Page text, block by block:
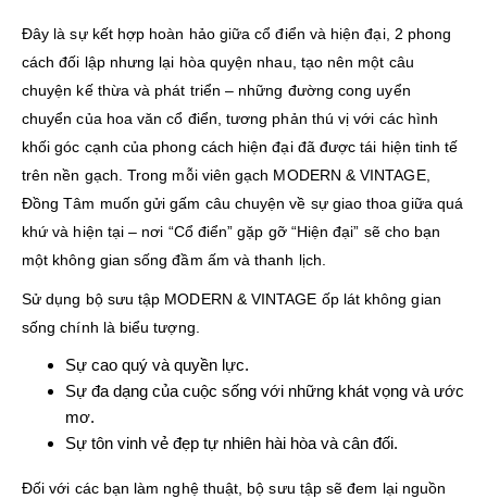
Đây là sự kết hợp hoàn hảo giữa cổ điển và hiện đại, 2 phong
cách đối lập nhưng lại hòa quyện nhau, tạo nên một câu
chuyện kế thừa và phát triển – những đường cong uyển
chuyển của hoa văn cổ điển, tương phản thú vị với các hình
khối góc cạnh của phong cách hiện đại đã được tái hiện tinh tế
trên nền gạch. Trong mỗi viên gạch MODERN & VINTAGE,
Đồng Tâm muốn gửi gấm câu chuyện về sự giao thoa giữa quá
khứ và hiện tại – nơi “Cổ điển” gặp gỡ “Hiện đại” sẽ cho bạn
một không gian sống đầm ấm và thanh lịch.
Sử dụng bộ sưu tập MODERN & VINTAGE ốp lát không gian
sống chính là biểu tượng.
Sự cao quý và quyền lực.
Sự đa dạng của cuộc sống với những khát vọng và ước
mơ.
Sự tôn vinh vẻ đẹp tự nhiên hài hòa và cân đối.
Đối với các bạn làm nghệ thuật, bộ sưu tập sẽ đem lại nguồn